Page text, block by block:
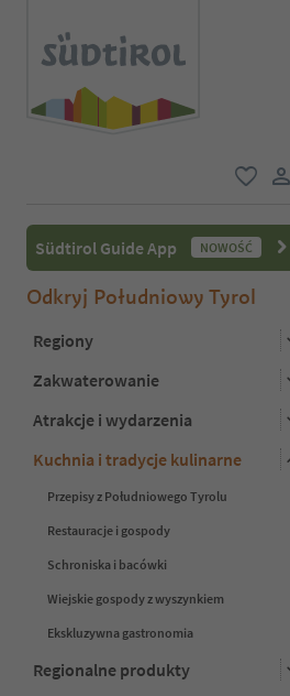
Südtirol Guide App NOWOŚĆ
Odkryj Południowy Tyrol
Regiony
Zakwaterowanie
Atrakcje i wydarzenia
Kuchnia i tradycje kulinarne
Przepisy z Południowego Tyrolu
Restauracje i gospody
Schroniska i bacówki
Wiejskie gospody z wyszynkiem
Ekskluzywna gastronomia
Regionalne produkty